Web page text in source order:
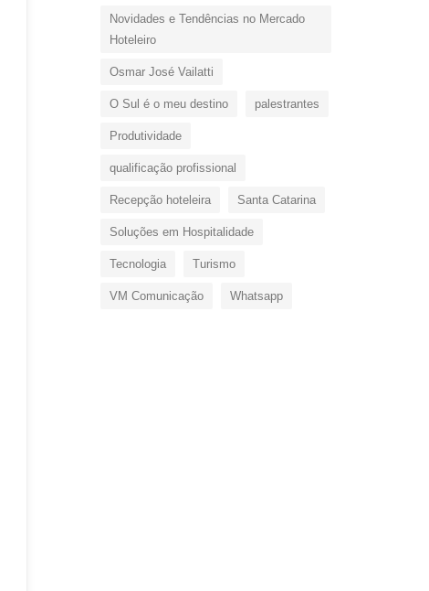
Novidades e Tendências no Mercado
Hoteleiro
Osmar José Vailatti
O Sul é o meu destino palestrantes
Produtividade
qualificação profissional
Recepção hoteleira Santa Catarina
Soluções em Hospitalidade
Tecnologia Turismo
VM Comunicação Whatsapp